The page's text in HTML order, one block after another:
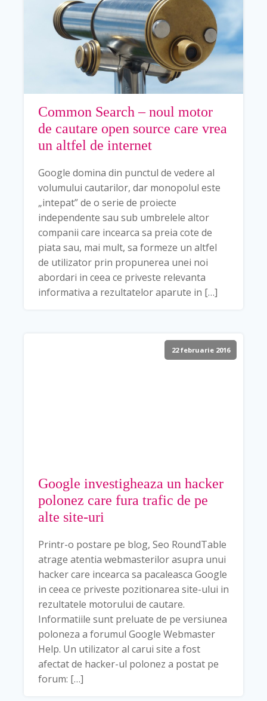
Common Search – noul motor
de cautare open source care vrea
un altfel de internet
Google domina din punctul de vedere al
volumului cautarilor, dar monopolul este
„intepat” de o serie de proiecte
independente sau sub umbrelele altor
companii care incearca sa preia cote de
piata sau, mai mult, sa formeze un altfel
de utilizator prin propunerea unei noi
abordari in ceea ce priveste relevanta
informativa a rezultatelor aparute in […]
22 februarie 2016
Google investigheaza un hacker
polonez care fura trafic de pe
alte site-uri
Printr-o postare pe blog, Seo RoundTable
atrage atentia webmasterilor asupra unui
hacker care incearca sa pacaleasca Google
in ceea ce priveste pozitionarea site-ului in
rezultatele motorului de cautare.
Informatiile sunt preluate de pe versiunea
poloneza a forumul Google Webmaster
Help. Un utilizator al carui site a fost
afectat de hacker-ul polonez a postat pe
forum: […]